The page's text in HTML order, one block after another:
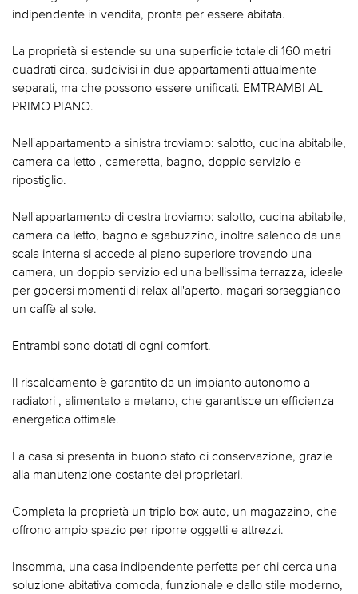
indipendente in vendita, pronta per essere abitata.
La proprietà si estende su una superficie totale di 160 metri
quadrati circa, suddivisi in due appartamenti attualmente
separati, ma che possono essere unificati. EMTRAMBI AL
PRIMO PIANO.
Nell'appartamento a sinistra troviamo: salotto, cucina abitabile,
camera da letto , cameretta, bagno, doppio servizio e
ripostiglio.
Nell'appartamento di destra troviamo: salotto, cucina abitabile,
camera da letto, bagno e sgabuzzino, inoltre salendo da una
scala interna si accede al piano superiore trovando una
camera, un doppio servizio ed una bellissima terrazza, ideale
per godersi momenti di relax all'aperto, magari sorseggiando
un caffè al sole.
Entrambi sono dotati di ogni comfort.
Il riscaldamento è garantito da un impianto autonomo a
radiatori , alimentato a metano, che garantisce un'efficienza
energetica ottimale.
La casa si presenta in buono stato di conservazione, grazie
alla manutenzione costante dei proprietari.
Completa la proprietà un triplo box auto, un magazzino, che
offrono ampio spazio per riporre oggetti e attrezzi.
Insomma, una casa indipendente perfetta per chi cerca una
soluzione abitativa comoda, funzionale e dallo stile moderno,